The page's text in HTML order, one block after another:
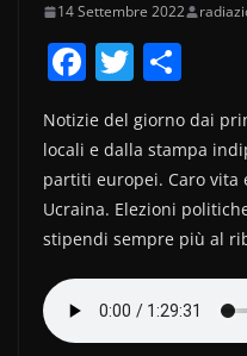
14 Settembre 2022
F
a
c
e
b
o
o
k
T
w
itt
er
o
n
di
vi
di
Notizie del giorno dai
locali e dalla stampa
partiti europei. Caro vita
Ucraina. Elezioni
stipendi sempre più al